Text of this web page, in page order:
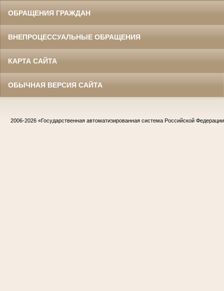
ОБРАЩЕНИЯ ГРАЖДАН
ВНЕПРОЦЕССУАЛЬНЫЕ ОБРАЩЕНИЯ
КАРТА САЙТА
ОБЫЧНАЯ ВЕРСИЯ САЙТА
2006-2026 «Государственная автоматизированная система Российской